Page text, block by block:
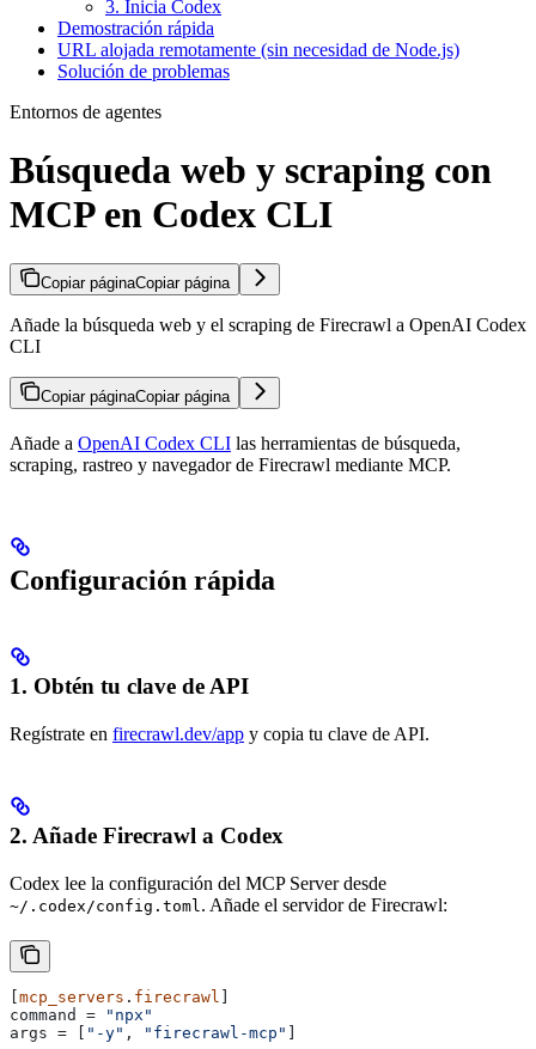
3. Inicia Codex
Demostración rápida
URL alojada remotamente (sin necesidad de Node.js)
Solución de problemas
Entornos de agentes
Búsqueda web y scraping con
MCP en Codex CLI
Copiar páginaCopiar página
Añade la búsqueda web y el scraping de Firecrawl a OpenAI Codex
CLI
Copiar páginaCopiar página
Añade a OpenAI Codex CLI las herramientas de búsqueda,
scraping, rastreo y navegador de Firecrawl mediante MCP.
Configuración rápida
1. Obtén tu clave de API
Regístrate en firecrawl.dev/app y copia tu clave de API.
2. Añade Firecrawl a Codex
Codex lee la configuración del MCP Server desde
~/.codex/config.toml. Añade el servidor de Firecrawl:
mcp_servers . firecrawl
command
=
"npx"
args = [ "-y" , "firecrawl-mcp"